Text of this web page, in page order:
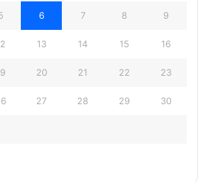
6 7 8 9
13 14 15 16
20 21 22 23
27 28 29 30